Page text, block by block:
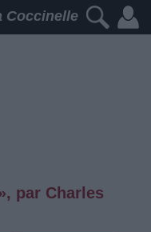
Coccinelle
par Charles